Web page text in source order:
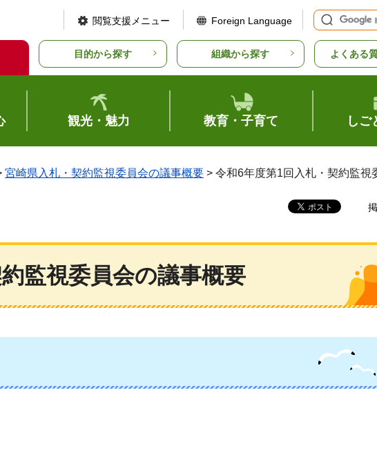
閲覧支援メニュー Foreign Language
目的から探す 組織から探す よくある
観光・魅力 教育・子育て しご
宮崎県入札・契約監視委員会の議事概要 > 令和6年度第1回入札・契約監視
監視委員会の議事概要